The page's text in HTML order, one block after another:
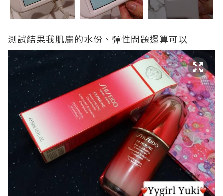
測試結果我肌膚的水份、彈性問題還算可以